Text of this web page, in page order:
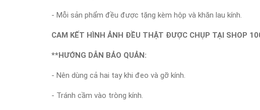
- Mỗi sản phẩm đều được tặng kèm hộp và khăn lau kính.
CAM KẾT HÌNH ẢNH ĐỀU THẬT ĐƯỢC CHỤP TẠI SHOP
**HƯỚNG DẪN BẢO QUẢN:
- Nên dùng cả hai tay khi đeo và gỡ kính.
- Tránh cầm vào tròng kính.